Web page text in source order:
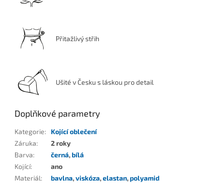
Přitažlivý střih
Ušité v Česku s láskou pro detail
Doplňkové parametry
Kategorie:
Kojící oblečení
Záruka:
2 roky
Barva: černá,bílá
Kojící:
ano
Materiál: bavlna,viskóza,elastan,polyamid